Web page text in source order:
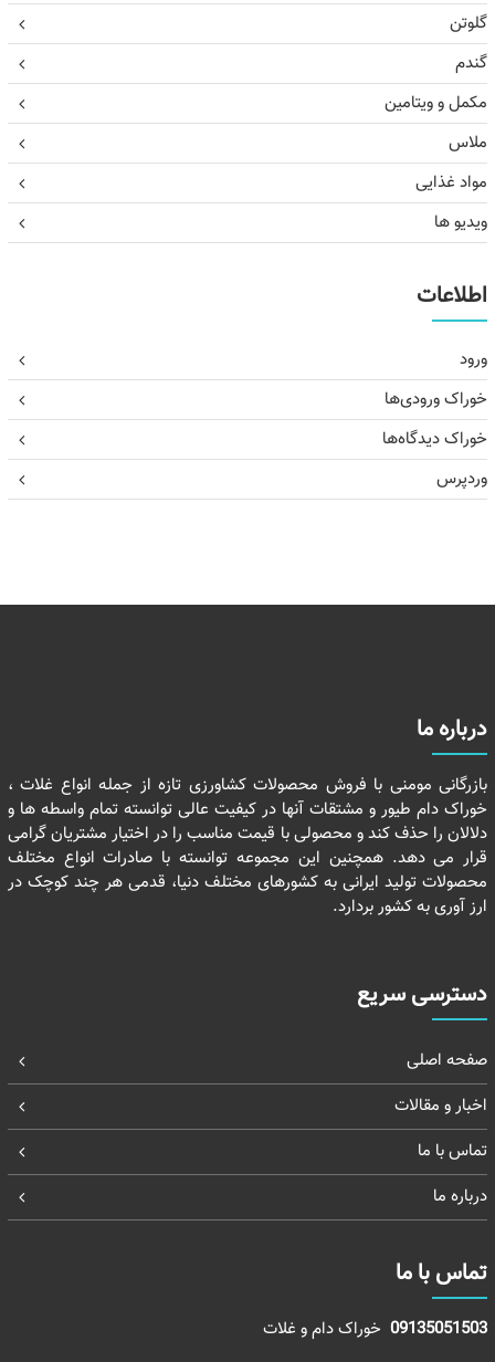
گلوتن
گندم
مکمل و ویتامین
ملاس
مواد غذایی
ویدیو ها
اطلاعات
ورود
خوراک ورودی‌ها
خوراک دیدگاه‌ها
وردپرس
درباره ما
بازرگانی مومنی با فروش محصولات کشاورزی تازه از جمله انواع غلات ،
خوراک دام طیور و مشتقات آنها در کیفیت عالی توانسته تمام واسطه ها و
دلالان را حذف کند و محصولی با قیمت مناسب را در اختیار مشتریان گرامی
قرار می دهد. همچنین این مجموعه توانسته با صادرات انواع مختلف
محصولات تولید ایرانی به کشورهای مختلف دنیا، قدمی هر چند کوچک در
ارز آوری به کشور بردارد.
دسترسی سریع
صفحه اصلی
اخبار و مقالات
تماس با ما
درباره ما
تماس با ما
09135051503خوراک دام و غلات